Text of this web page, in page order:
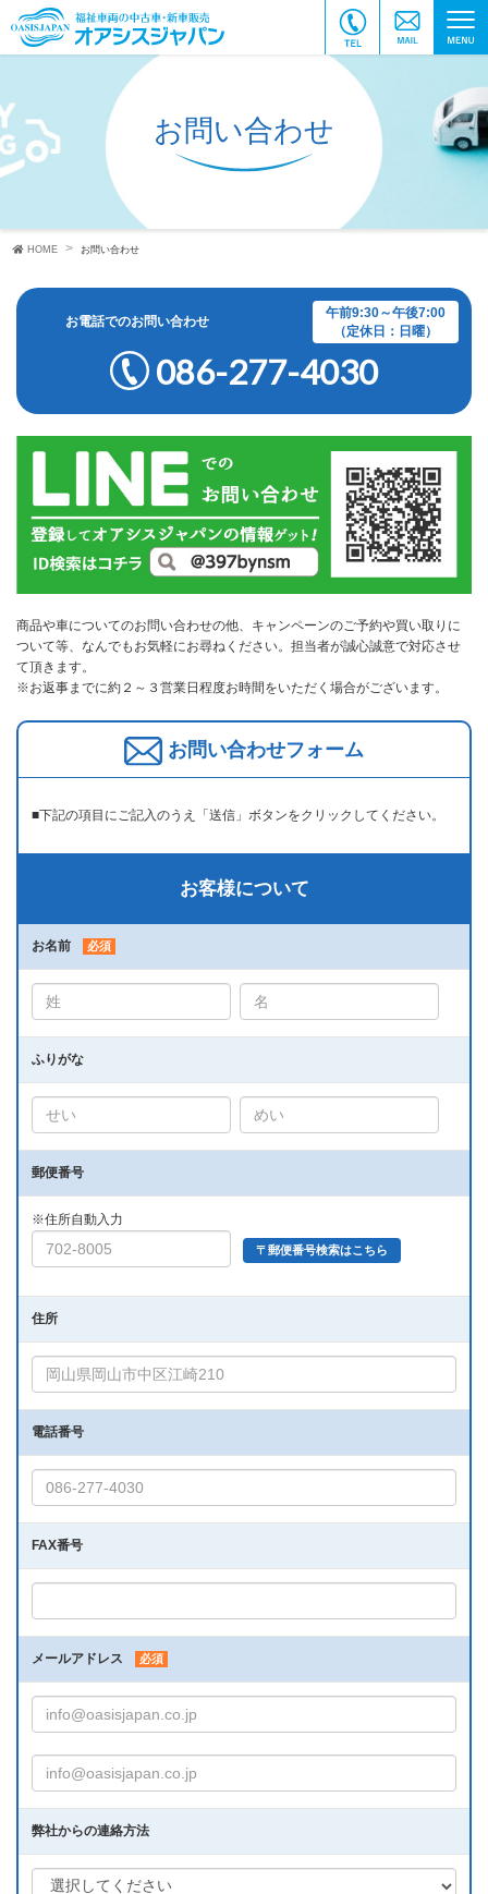
お問い合わせ
HOME お問い合わせ
お電話でのお問い合わせ
午前9:30～午後7:00
（定休日：日曜）
086-277-4030
商品や車についてのお問い合わせの他、キャンペーンのご予約や買い取りに
ついて等、なんでもお気軽にお尋ねください。担当者が誠心誠意で対応させ
て頂きます。
※お返事までに約２～３営業日程度お時間をいただく場合がございます。
お問い合わせフォーム
■下記の項目にご記入のうえ「送信」ボタンをクリックしてください。
お客様について
お名前 必須
ふりがな
郵便番号
※住所自動入力
〒郵便番号検索はこちら
住所
電話番号
FAX番号
メールアドレス 必須
弊社からの連絡方法